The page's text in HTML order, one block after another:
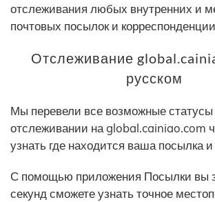
отслеживания любых внутренних и
почтовых посылок и
Отслеживание
русском
Мы перевели все возможные статусы
отслеживании на global.cainiao.com
узнать где находится ваша посылка и
С помощью приложения Посылки вы
секунд сможете узнать точное